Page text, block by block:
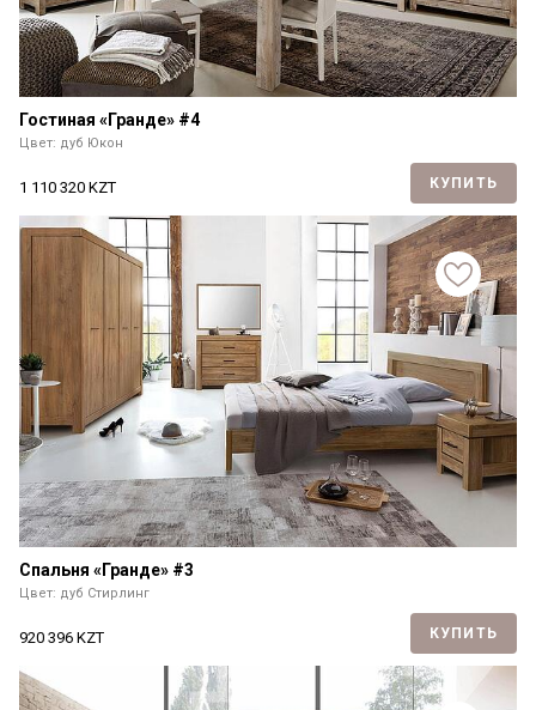
Гостиная «Гранде» #4
Цвет: дуб Юкон
1 110 320 KZT КУПИТЬ
Спальня «Гранде» #3
Цвет: дуб Стирлинг
920 396 KZT КУПИТЬ